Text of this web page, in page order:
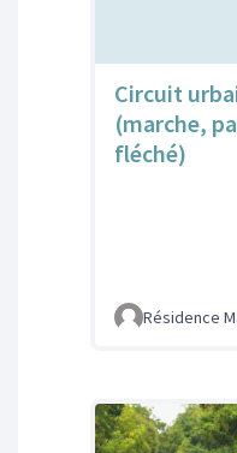
Circuit
(marche,
fléché)
Résidence